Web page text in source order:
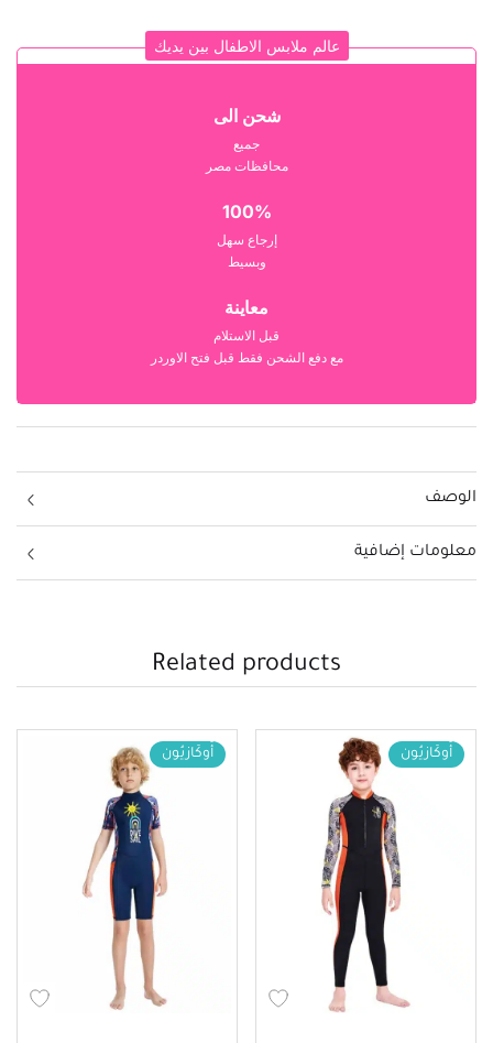
عالم ملابس الاطفال بين يديك
شحن الى
جميع
محافظات مصر
100%
إرجاع سهل
وبسيط
معاينة
قبل الاستلام
مع دفع الشحن فقط قبل فتح الاوردر
الوصف
معلومات إضافية
Related products
أُوكَازيُون أُوكَازيُون